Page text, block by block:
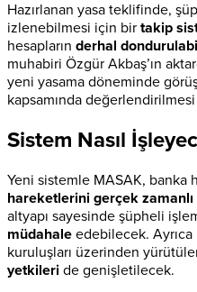
Hazırlanan yasa teklifinde,
izlenebilmesi için bir takip
hesapların derhal
muhabiri Özgür Akbaş’ın
yeni yasama döneminde
kapsamında değerlendirilmesi
Sistem Nasıl
Yeni sistemle MASAK, banka
hareketlerini gerçek
altyapı sayesinde şüpheli
müdahale edebilecek.
kuruluşları üzerinden
yetkileri de genişletilecek.